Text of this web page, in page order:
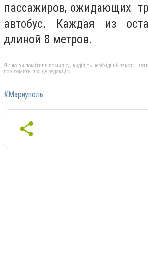
пассажиров, ожидающих
автобус. Каждая из
длиной 8 метров.
Якщо ви помітили помилку, виділіть необхідний текст і
повідомити про це редакцію
#Мариуполь